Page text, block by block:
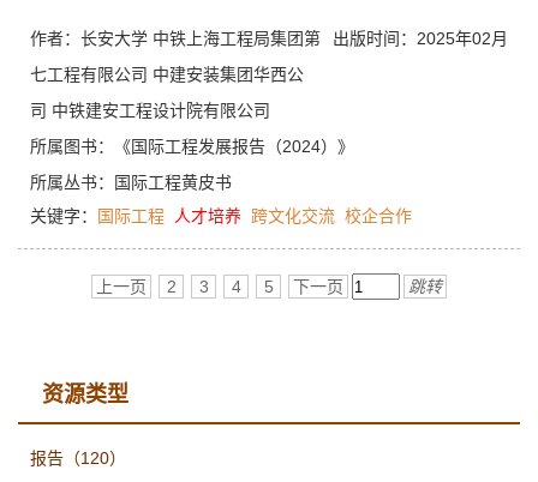
了一定的成效。然而，企业在人才培养过程中仍面临诸多挑战，
主要存在缺乏系统性培养策略、跨文化沟通能力不足、实践机会
性，导致培养过程杂乱无章；过于注重专业技能和理论知识的灌
输，而忽视了跨文化沟通能力的培养；受限于资金、安全、管理
等多方面的因素，难以为人才提供足够的海外实践机会。针对上
人才培养体系，实现课程内容与企业实践的深度融合，加强系统
化实践培训与国际项目的对接；二是加强政策引导与产业合作，
争取国家政策支持，深化与国际工程界的合作与交流，共同探索
更有效的资金模型和资源配置方式；三是优化资源配置与激励机
升员工的跨文化沟通能力，构建国际化团队，吸引和留住具有不
同文化背景和专业技能的人才。
出版时间：2025年02月
作者：长安大学 中铁上海工程局集团第
七工程有限公司 中建安装集团华西公
司 中铁建安工程设计院有限公司
所属图书：
《国际工程发展报告（2024）》
所属丛书：
国际工程黄皮书
关键字：
国际工程 人才培养 跨文化交流 校企合作
上一页 2 3 4 5 下一页 跳转
资源类型
报告 （120）